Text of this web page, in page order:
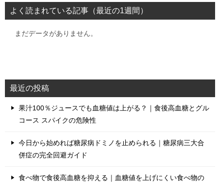
よく読まれている記事（最近の1週間）
まだデータがありません。
最近の投稿
果汁100％ジュースでも血糖値は上がる？｜食後高血糖とグル
コース スパイクの危険性
今日から始めれば糖尿病ドミノを止められる｜糖尿病三大合
併症の完全回避ガイド
食べ物で食後高血糖を抑える｜血糖値を上げにくい食べ物の